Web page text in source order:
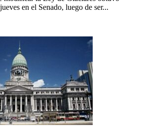
en el Senado, luego de ser...